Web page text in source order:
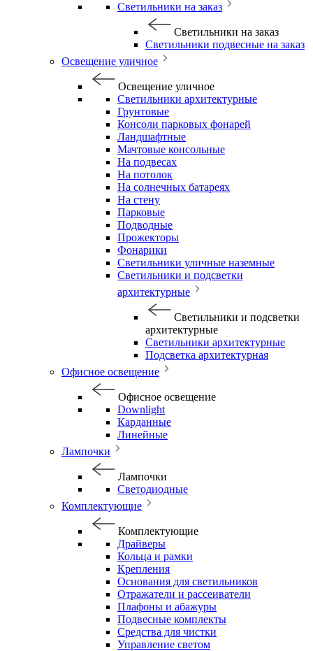
Светильники на заказ
Светильники на заказ
Светильники подвесные на заказ
Освещение уличное
Освещение уличное
Светильники архитектурные
Грунтовые
Консоли парковых фонарей
Ландшафтные
Мачтовые консольные
На подвесах
На потолок
На солнечных батареях
На стену
Парковые
Подводные
Прожекторы
Фонарики
Светильники уличные наземные
Светильники и подсветки
архитектурные
Светильники и подсветки
архитектурные
Светильники архитектурные
Подсветка архитектурная
Офисное освещение
Офисное освещение
Downlight
Карданные
Линейные
Лампочки
Лампочки
Светодиодные
Комплектующие
Комплектующие
Драйверы
Кольца и рамки
Крепления
Основания для светильников
Отражатели и рассеиватели
Плафоны и абажуры
Подвесные комплекты
Средства для чистки
Управление светом